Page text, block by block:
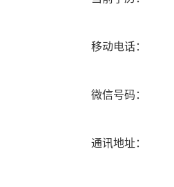
移动电话：
微信号码：
通讯地址：